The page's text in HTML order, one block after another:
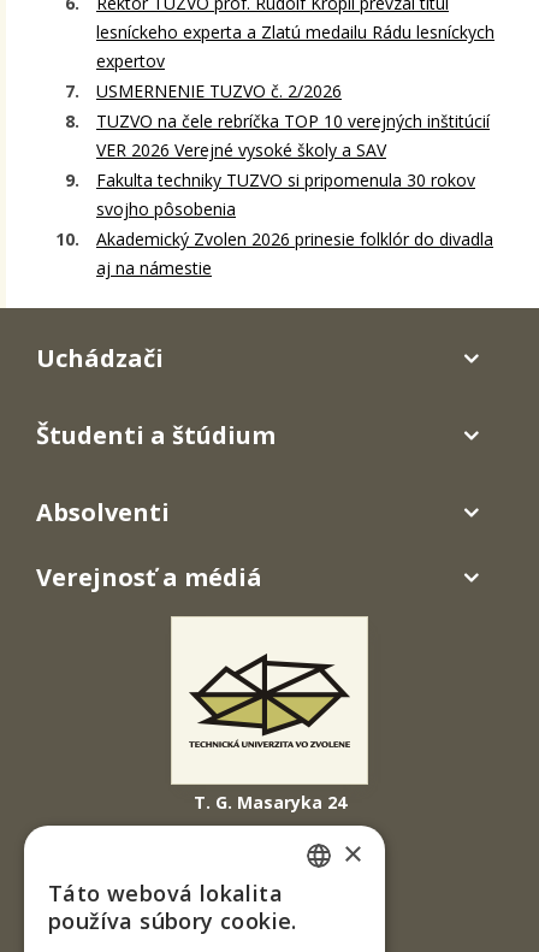
lesníckeho experta a Zlatú medailu Rádu lesníckych
expertov
USMERNENIE TUZVO č. 2/2026
TUZVO na čele rebríčka TOP 10 verejných inštitúcií
VER 2026 Verejné vysoké školy a SAV
Fakulta techniky TUZVO si pripomenula 30 rokov
svojho pôsobenia
Akademický Zvolen 2026 prinesie folklór do divadla
aj na námestie
T. G. Masaryka 24
960 01 Zvolen
Slovenská republika
Tel.: +421-45-520 61 11
Uchádzači
Študenti a štúdium
Absolventi
Verejnosť a médiá
×
Táto webová lokalita
používa súbory cookie.